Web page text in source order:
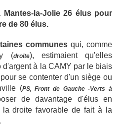
la-Jolie 26 élus pour
de 80 élus.
communesqui, comme
(droite), estimaient qu'elles
d'argent à la CAMY par le biais
se contenter d'un siège ou
(PS, Front de Gauche -Verts à
de davantage d'élus en
droite favorable de fait à la